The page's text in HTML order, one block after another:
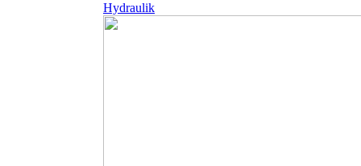
Hydraulik